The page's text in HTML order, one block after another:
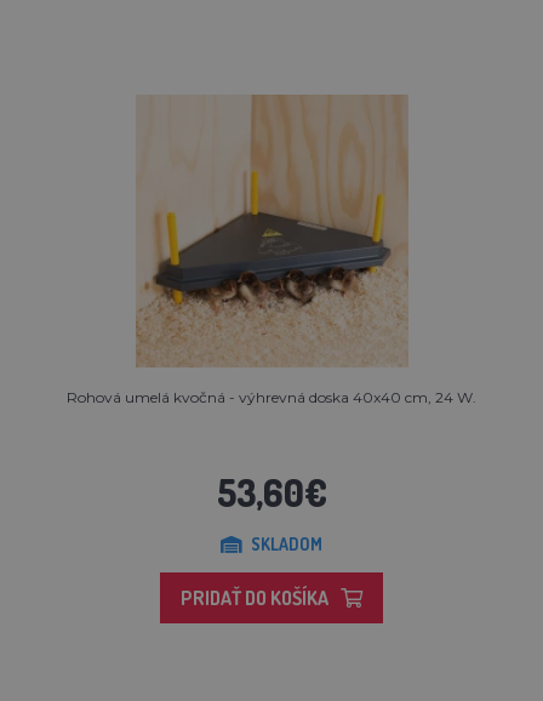
Rohová umelá kvočná - výhrevná doska 40x40 cm, 24 W.
53,60€
SKLADOM
PRIDAŤ DO KOŠÍKA